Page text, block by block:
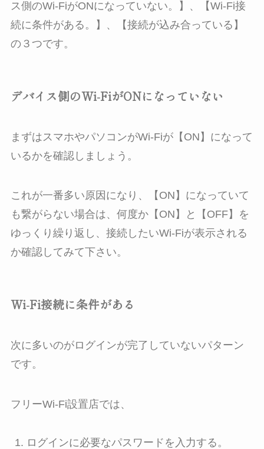
ス側のWi-FiがONになっていない。】、【Wi-Fi接
続に条件がある。】、【接続が込み合っている】
の３つです。
デバイス側のWi-FiがONになっていない
まずはスマホやパソコンがWi-Fiが【ON】になって
いるかを確認しましょう。
これが一番多い原因になり、【ON】になっていて
も繋がらない場合は、何度か【ON】と【OFF】を
ゆっくり繰り返し、接続したいWi-Fiが表示される
か確認してみて下さい。
Wi-Fi接続に条件がある
次に多いのがログインが完了していないパターン
です。
フリーWi-Fi設置店では、
ログインに必要なパスワードを入力する。